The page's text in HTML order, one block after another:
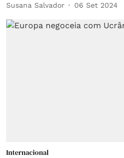
Susana Salvador 06 Set 2024
Internacional